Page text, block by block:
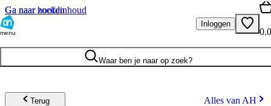
Ga naar hoofdinhoud
Ga naar zoeken
menu
Inloggen
Waar ben je naar op zoek?
Terug Alles van AH